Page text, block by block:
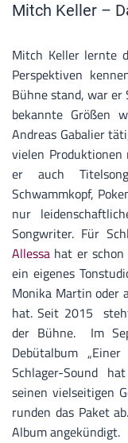
Mitch Keller –
Mitch Keller lernte
Perspektiven
Bühne stand, war er
bekannte Größen
Andreas Gabalier
vielen
er auch
Schwammkopf,
nur
Songwriter. Für
Allessa hat er
ein eigenes
Monika Martin oder
hat. Seit 2015
der Bühne. Im
Debütalbum
Schlager-Sound
seinen vielseitigen
runden das Paket
Album angekündigt.